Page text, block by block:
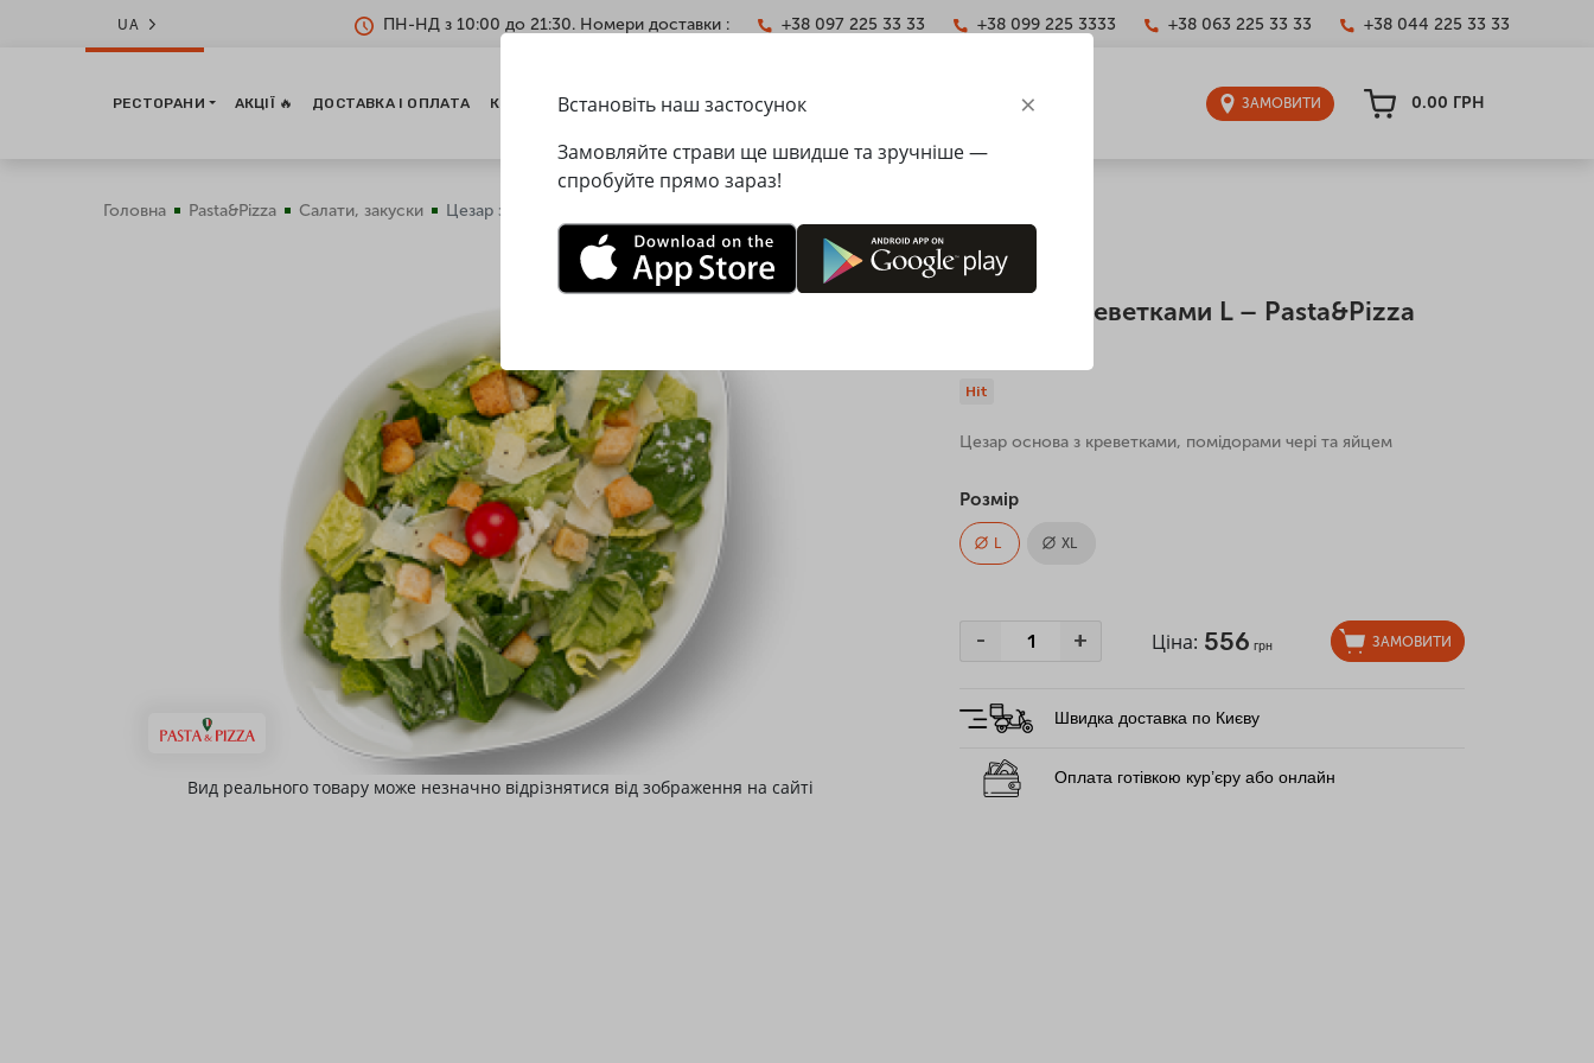
UA ПН-НД з 10:00 до 21:30. Номери доставки : +38 097 225 33 33 +38 099 225 3333 +38 063 225 33 33 +38 044 225 33 33
РЕСТОРАНИ АКЦІЇ 🔥 ДОСТАВКА І ОПЛАТА КОНТАКТИ ЗАМОВИТИ 0.00 ГРН
Головна Pasta&Pizza Салати, закуски Цезар з креветками L
Вид реального товару може незначно відрізнятися від зображення на сайті
Цезар з креветками L – Pasta&Pizza
Hit
Цезар основа з креветками, помідорами чері та яйцем
Розмір
L XL
- + Ціна: 556 грн ЗАМОВИТИ
Швидка доставка по Києву
Оплата готівкою кур’єру або онлайн
Встановіть наш застосунок ×
Замовляйте страви ще швидше та зручніше —
спробуйте прямо зараз!